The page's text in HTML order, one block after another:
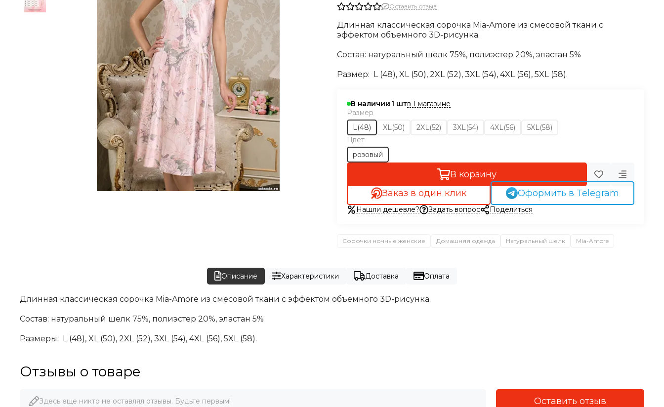
Оставить отзыв
Длинная классическая сорочка Mia-Amore из смесовой ткани с
эффектом объемного 3D-рисунка.
Состав: натуральный шелк 75%, полиэстер 20%, эластан 5%
Размер: L (48), XL (50), 2XL (52), 3XL (54), 4XL (56), 5XL (58).
В наличии 1
в 1 магазине
Размер
L(48)
XL(50) 2XL(52) 3XL(54) 4XL(56)
5XL(58)
Цвет
розовый
В корзину
Заказ в один клик
Оформить в Telegram
Нашли дешевле? Задать вопрос Поделиться
Сорочки ночные женские Домашняя одежда Натуральный шелк Mia-Amore
Описание Характеристики Доставка Оплата
Длинная классическая сорочка Mia-Amore из смесовой ткани с эффектом объемного 3D-рисунка.
Состав: натуральный шелк 75%, полиэстер 20%, эластан 5%
Размеры: L (48), XL (50), 2XL (52), 3XL (54), 4XL (56), 5XL (58).
Отзывы о товаре
Здесь еще никто не оставлял отзывы. Будьте первым! Оставить отзыв